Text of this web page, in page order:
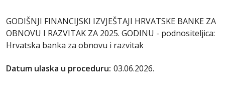
GODIŠNJI FINANCIJSKI IZVJEŠTAJI HRVATSKE BANKE ZA
OBNOVU I RAZVITAK ZA 2025. GODINU - podnositeljica:
Hrvatska banka za obnovu i razvitak
Datum ulaska u proceduru: 03.06.2026.